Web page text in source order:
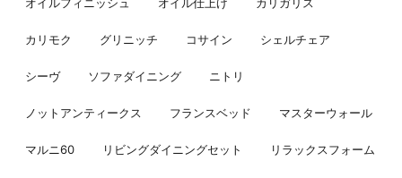
カリモク グリニッチ コサイン シェルチェア
シーヴ ソファダイニング ニトリ
ノットアンティークス フランスベッド マスターウォール
マルニ60 リビングダイニングセット リラックスフォーム